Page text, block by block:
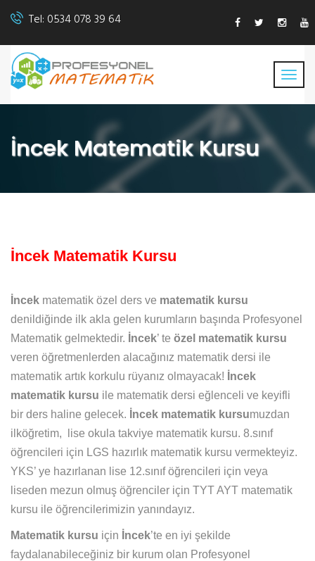
Tel: 0534 078 39 64
İncek Matematik Kursu
İncek Matematik Kursu
İncek matematik özel ders ve matematik kursu
denildiğinde ilk akla gelen kurumların başında Profesyonel
Matematik gelmektedir. İncek’ te özel matematik kursu
veren öğretmenlerden alacağınız matematik dersi ile
matematik artık korkulu rüyanız olmayacak! İncek
matematik kursu ile matematik dersi eğlenceli ve keyifli
bir ders haline gelecek. İncek matematik kursumuzdan
ilköğretim, lise okula takviye matematik kursu. 8.sınıf
öğrencileri için LGS hazırlık matematik kursu vermekteyiz.
YKS’ ye hazırlanan lise 12.sınıf öğrencileri için veya
liseden mezun olmuş öğrenciler için TYT AYT matematik
kursu ile öğrencilerimizin yanındayız.
Matematik kursu için İncek’te en iyi şekilde
faydalanabileceğiniz bir kurum olan Profesyonel